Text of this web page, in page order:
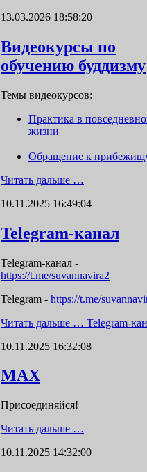
13.03.2026 18:58:20
Видеокурсы по
обучению буддизму
Темы видеокурсов:
Практика в
жизни
Обращение к
Читать дальше …
10.11.2025 16:49:04
Telegram-канал
Telegram-канал -
https://t.me/suvannavira2
Telegram - https://t.me/
Читать дальше … Telegram-
10.11.2025 16:32:08
MAX
Присоединяйся!
Читать дальше …
10.11.2025 14:32:00